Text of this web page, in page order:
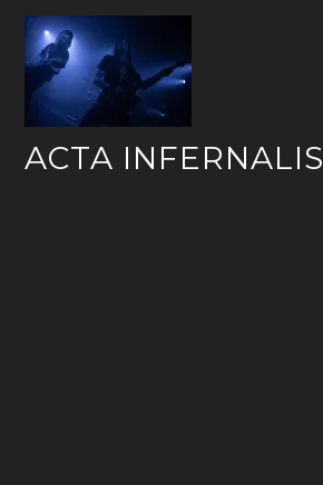
Skip
content
ACTA INFERNALIS